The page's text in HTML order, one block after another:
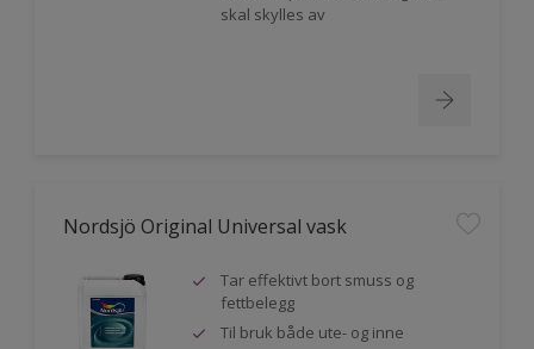
skal skylles av
Nordsjö Original Universal vask
Tar effektivt bort smuss og
fettbelegg
Til bruk både ute- og inne